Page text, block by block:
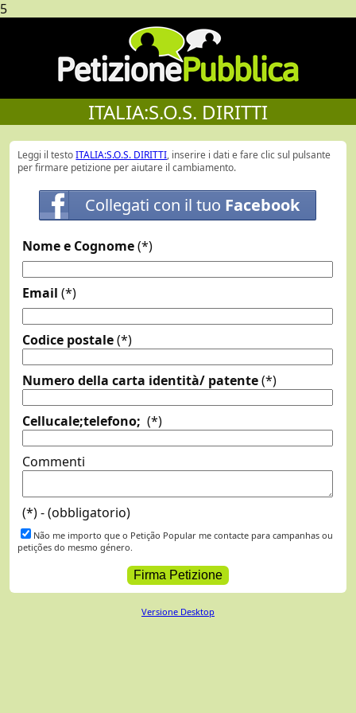
5
ITALIA:S.O.S. DIRITTI
Leggi il testoITALIA:S.O.S. DIRITTI, inserire i dati e fare clic sul pulsante
per firmare petizione per aiutare il cambiamento.
Collegati con il tuo Facebook
Nome e Cognome(*)
Email (*)
Codice postale(*)
Numero della carta identità/ patente(*)
Cellucale;telefono; (*)
Commenti
(*) - (obbligatorio)
Não me importo que o Petição Popular me contacte para campanhas ou
petições do mesmo género.
Versione Desktop